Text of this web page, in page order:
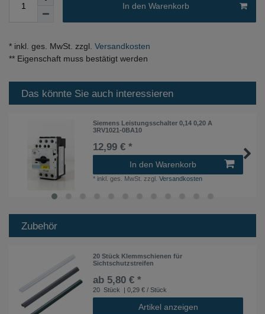
In den Warenkorb
* inkl. ges. MwSt. zzgl. Versandkosten
** Eigenschaft muss bestätigt werden
Das könnte Sie auch interessieren
Siemens Leistungsschalter 0,14 0,20 A
3RV1021-0BA10
12,99 € *
In den Warenkorb
* inkl. ges. MwSt. zzgl.Versandkosten
Zubehör
20 Stück Klemmschienen für
Sichtschutzstreifen
ab 5,80 € *
20 Stück | 0,29 € / Stück
Artikel anzeigen